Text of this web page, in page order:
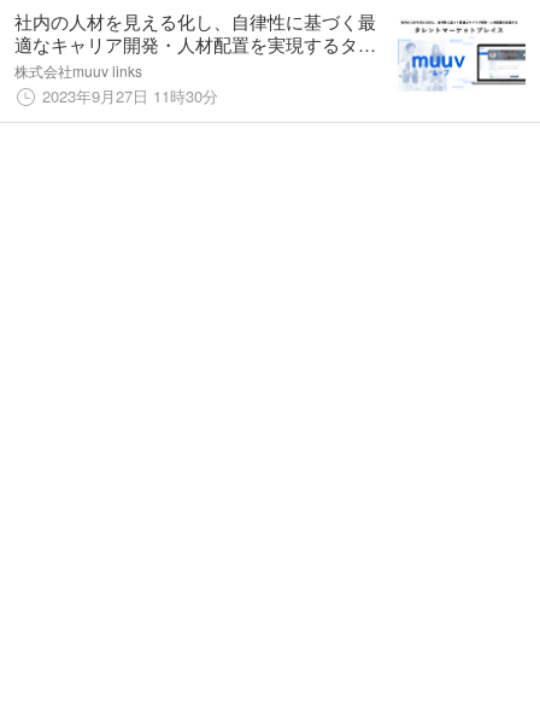
社内の人材を見える化し、自律性に基づく最
適なキャリア開発・人材配置を実現するタレ
ントマーケットプレイス「muuv（ムーブ）」
正式提供開始
株式会社muuv links
2023年9月27日 11時30分